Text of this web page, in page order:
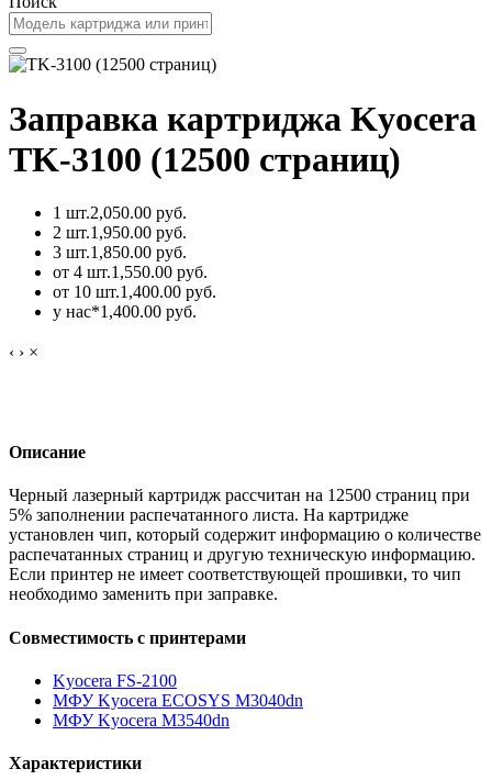
Заправка картриджа Kyocera
TK-3100 (12500 страниц)
1 шт.2,050.00 руб.
2 шт.1,950.00 руб.
3 шт.1,850.00 руб.
от 4 шт.1,550.00 руб.
от 10 шт.1,400.00 руб.
у нас*1,400.00 руб.
‹ › ×
Описание
Черный лазерный картридж рассчитан на 12500 страниц при
5% заполнении распечатанного листа. На картридже
установлен чип, который содержит информацию о количестве
распечатанных страниц и другую техническую информацию.
Если принтер не имеет соответствующей прошивки, то чип
необходимо заменить при заправке.
Совместимость с принтерами
Kyocera FS-2100
МФУ Kyocera ECOSYS M3040dn
МФУ Kyocera M3540dn
Характеристики